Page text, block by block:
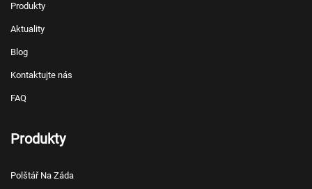
Produkty
Aktuality
Blog
Kontaktujte nás
FAQ
Produkty
Polštář Na Záda